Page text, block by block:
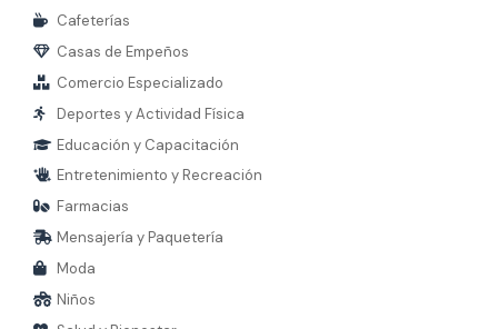
Cafeterías
Casas de Empeños
Comercio Especializado
Deportes y Actividad Física
Educación y Capacitación
Entretenimiento y Recreación
Farmacias
Mensajería y Paquetería
Moda
Niños